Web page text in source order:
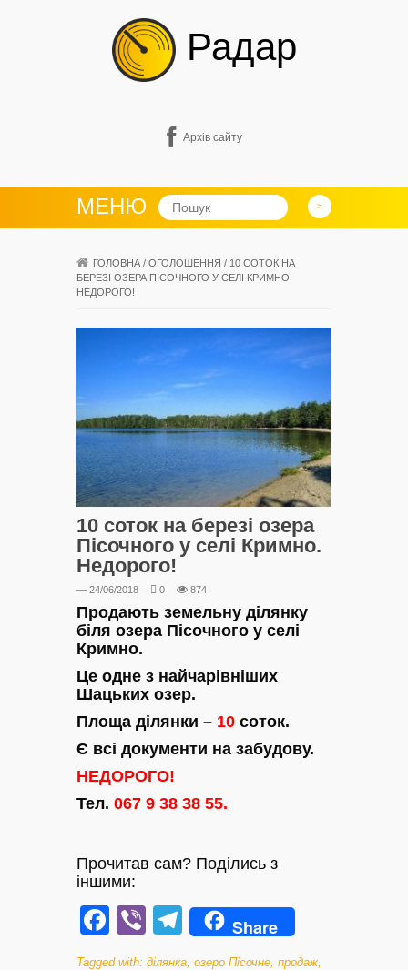
Радар
Архів сайту
МЕНЮ
ГОЛОВНА / ОГОЛОШЕННЯ / 10 СОТОК НА
БЕРЕЗІ ОЗЕРА ПІСОЧНОГО У СЕЛІ КРИМНО.
НЕДОРОГО!
10 соток на березі озера
Пісочного у селі Кримно.
Недорого!
— 24/06/2018 0 874
Продають земельну ділянку
біля озера Пісочного у селі
Кримно.
Це одне з найчарівніших
Шацьких озер.
Площа ділянки – 10 соток.
Є всі документи на забудову.
НЕДОРОГО!
Тел. 067 9 38 38 55.
Прочитав сам? Поділись з
іншими:
Facebook
ViberTelegram
Share
Tagged with: ділянка озеро Пісочне продаж,